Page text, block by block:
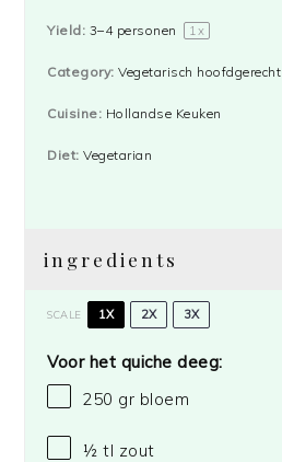
Yield: 3–4personen 1x
Category: Vegetarisch hoofdgerecht
Cuisine: Hollandse Keuken
Diet: Vegetarian
ingredients
SCALE 1X 2X 3X
Voor het quiche deeg:
250 gr bloem
½ tl zout